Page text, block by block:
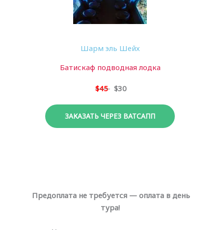
Шарм эль Шейх
Батискаф подводная лодка
$45 $30
ЗАКАЗАТЬ ЧЕРЕЗ ВАТСАПП
Предоплата не требуется — оплата в день
тура!